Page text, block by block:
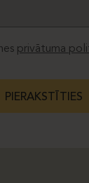
privātuma
PIERAKSTĪTIES